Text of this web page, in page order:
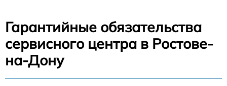
Гарантийные обязательства
сервисного центра в Ростове-
на-Дону